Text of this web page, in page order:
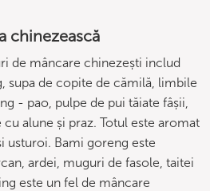
chinezească
de mâncare chinezești includ
supa de copite de cămilă, limbile
- pao, pulpe de pui tăiate fâșii,
alune și praz. Totul este aromat
usturoi. Bami goreng este
ardei, muguri de fasole, taitei
este un fel de mâncare